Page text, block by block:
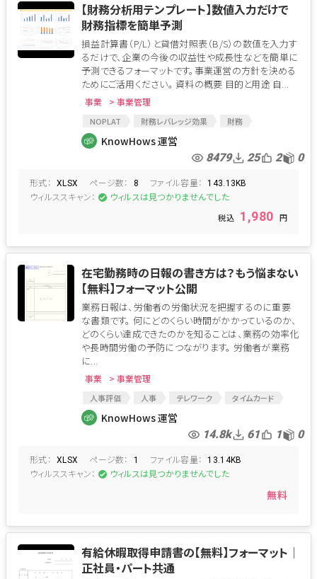
【財務分析用テンプレート】数値入力だけで
財務指標を簡単予測
損益計算書（P/L）と貸借対照表（B/S）の数値を入力す
るだけで、企業の今後の収益性や成長性などを簡単に
予測できるフォーマットです。事業運営の方針を決める
ためにご活用ください。 資料の概要 目的と用途 自...
事業 > 事業管理
NOPLAT 財務レバレッジ効果
財務
財務の最適化
CFO
借入限度額
損益計算書
PL
貸借対照表
財務DD 事業計画書
事業分析
経営分析 BS 財務分析
KnowHows 運営
8479 25 2 0
形式： XLSX ページ数： 8 ファイル容量： 143.13KB
ウィルススキャン： ウィルスは見つかりませんでした
1,980
在宅勤務時の日報の書き方は？もう悩まない
【無料】フォーマット公開
業務日報は、労働者の労働状況を把握するのに重要
な書類です。 何にどのくらい時間がかかっているのか、
どのくらい達成できたのかを知ることは、業務の効率化
や長時間労働の予防につながります。 労働者が業務
に...
事業 > 事業管理
人事評価 人事 テレワーク
タイムカード
在宅勤務
人事関連
業務日報
KnowHows 運営
14.8k 61 1 0
形式： XLSX ページ数： 1 ファイル容量： 13.14KB
ウィルススキャン： ウィルスは見つかりませんでした
無料
有給休暇取得申請書の【無料】フォーマット│
正社員・パート共通